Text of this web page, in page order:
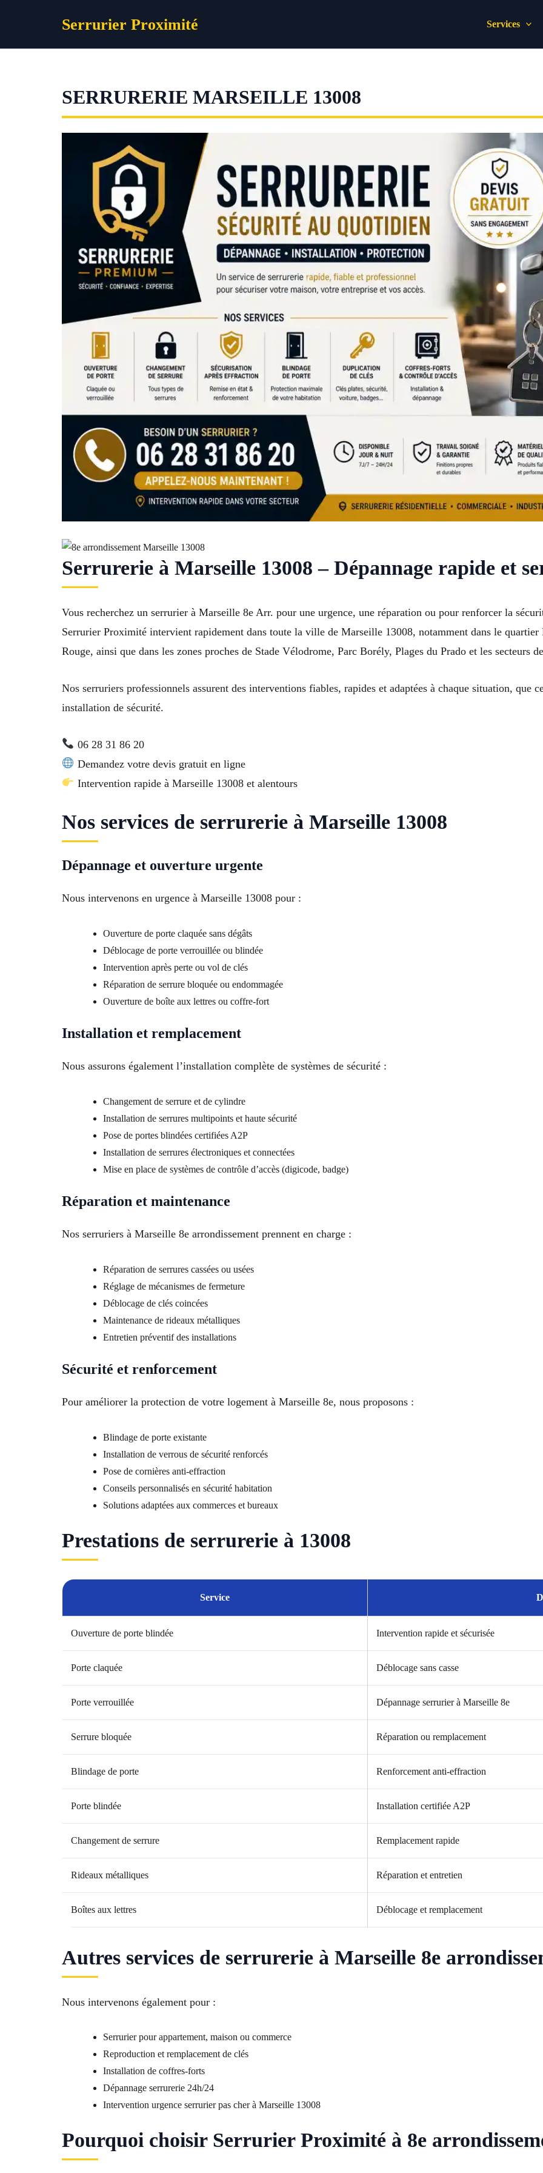
Serrurier Proximité Services
SERRURERIE MARSEILLE 13008
Serrurerie à Marseille 13008 – Dépannage rapide et
Vous recherchez un serrurier à Marseille 8e Arr. pour une urgence, une réparation ou pour renforcer la
Serrurier Proximité intervient rapidement dans toute la ville de Marseille 13008, notamment dans le
Rouge, ainsi que dans les zones proches de Stade Vélodrome, Parc Borély, Plages du Prado et les secteurs
Nos serruriers professionnels assurent des interventions fiables, rapides et adaptées à chaque situation, que
installation de sécurité.
06 28 31 86 20
Demandez votre devis gratuit en ligne
Intervention rapide à Marseille 13008 et alentours
Nos services de serrurerie à Marseille 13008
Dépannage et ouverture urgente
Nous intervenons en urgence à Marseille 13008 pour :
Ouverture de porte claquée sans dégâts
Déblocage de porte verrouillée ou blindée
Intervention après perte ou vol de clés
Réparation de serrure bloquée ou endommagée
Ouverture de boîte aux lettres ou coffre-fort
Installation et remplacement
Nous assurons également l’installation complète de systèmes de sécurité :
Changement de serrure et de cylindre
Installation de serrures multipoints et haute sécurité
Pose de portes blindées certifiées A2P
Installation de serrures électroniques et connectées
Mise en place de systèmes de contrôle d’accès (digicode, badge)
Réparation et maintenance
Nos serruriers à Marseille 8e arrondissement prennent en charge :
Réparation de serrures cassées ou usées
Réglage de mécanismes de fermeture
Déblocage de clés coincées
Maintenance de rideaux métalliques
Entretien préventif des installations
Sécurité et renforcement
Pour améliorer la protection de votre logement à Marseille 8e, nous proposons :
Blindage de porte existante
Installation de verrous de sécurité renforcés
Pose de cornières anti-effraction
Conseils personnalisés en sécurité habitation
Solutions adaptées aux commerces et bureaux
Prestations de serrurerie à 13008
Service
Ouverture de porte blindée Intervention rapide et sécurisée
Porte claquée Déblocage sans casse
Porte verrouillée Dépannage serrurier à Marseille 8e
Serrure bloquée Réparation ou remplacement
Blindage de porte Renforcement anti-effraction
Porte blindée Installation certifiée A2P
Changement de serrure Remplacement rapide
Rideaux métalliques Réparation et entretien
Boîtes aux lettres Déblocage et remplacement
Autres services de serrurerie à Marseille 8e
Nous intervenons également pour :
Serrurier pour appartement, maison ou commerce
Reproduction et remplacement de clés
Installation de coffres-forts
Dépannage serrurerie 24h/24
Intervention urgence serrurier pas cher à Marseille 13008
Pourquoi choisir Serrurier Proximité à 8e